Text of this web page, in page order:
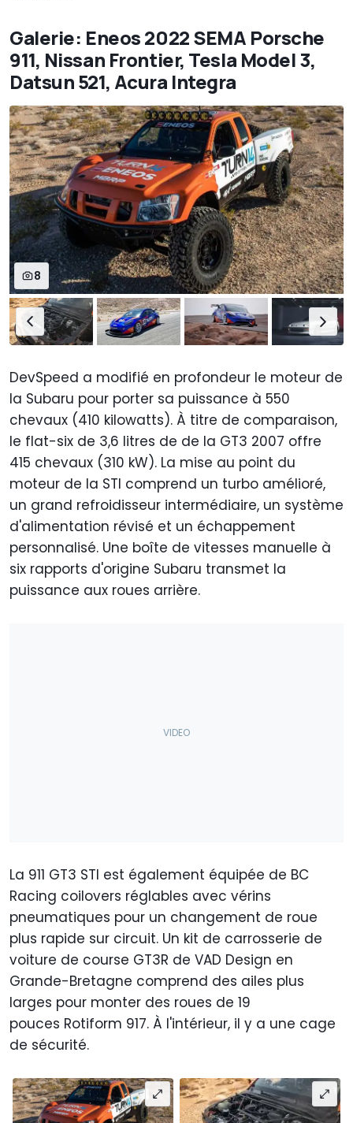
Galerie: Eneos 2022 SEMA Porsche
911, Nissan Frontier, Tesla Model 3,
Datsun 521, Acura Integra
8
DevSpeed a modifié en profondeur le moteur de
la Subaru pour porter sa puissance à 550
chevaux (410 kilowatts). À titre de comparaison,
le flat-six de 3,6 litres de de la GT3 2007 offre
415 chevaux (310 kW). La mise au point du
moteur de la STI comprend un turbo amélioré,
un grand refroidisseur intermédiaire, un système
d'alimentation révisé et un échappement
personnalisé. Une boîte de vitesses manuelle à
six rapports d'origine Subaru transmet la
puissance aux roues arrière.
La 911 GT3 STI est également équipée de BC
Racing coilovers réglables avec vérins
pneumatiques pour un changement de roue
plus rapide sur circuit. Un kit de carrosserie de
voiture de course GT3R de VAD Design en
Grande-Bretagne comprend des ailes plus
larges pour monter des roues de 19
pouces Rotiform 917. À l'intérieur, il y a une cage
de sécurité.